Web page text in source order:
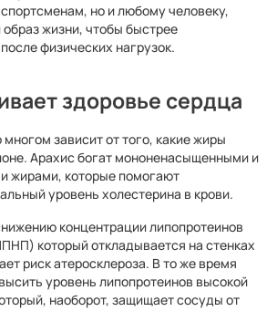
но и любому человеку,
жизни, чтобы быстрее
физических нагрузок.
здоровье сердца
зависит от того, какие жиры
Арахис богат мононенасыщенными и
жирами, которые помогают
уровень холестерина в крови.
концентрации липопротеинов
который откладывается на стенках
риск атеросклероза. В то же время
уровень липопротеинов высокой
наоборот, защищает сосуды от